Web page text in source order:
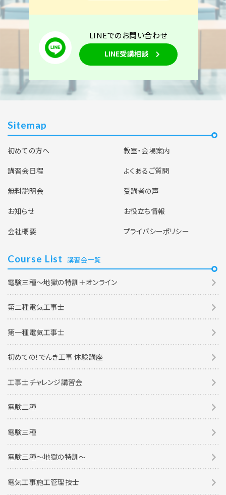
LINEでのお問い合わせ
LINE受講相談
Sitemap
初めての方へ
教室・会場案内
講習会日程
よくあるご質問
無料説明会
受講者の声
お知らせ
お役立ち情報
会社概要
プライバシーポリシー
Course List 講習会一覧
電験三種～地獄の特訓＋オンライン
第二種電気工事士
第一種電気工事士
初めての！でんき工事 体験講座
工事士チャレンジ講習会
電験二種
電験三種
電験三種〜地獄の特訓〜
電気工事施工管理技士